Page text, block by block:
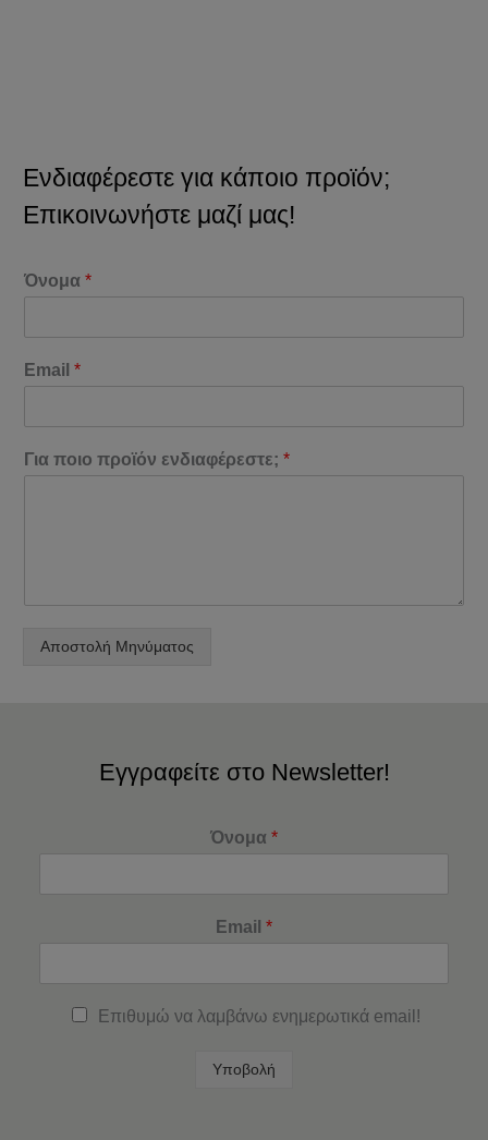
Ενδιαφέρεστε για κάποιο προϊόν;
Επικοινωνήστε μαζί μας!
Όνομα*
Email*
Για ποιο προϊόν ενδιαφέρεστε;*
Αποστολή Μηνύματος
Εγγραφείτε στο Newsletter!
Όνομα *
Email *
Επιθυμώ να λαμβάνω ενημερωτικά email!
Υποβολή